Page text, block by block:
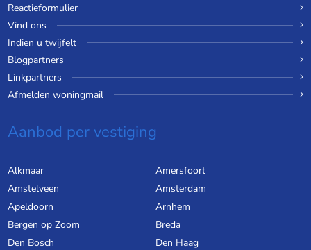
Reactieformulier
Vind ons
Indien u twijfelt
Blogpartners
Linkpartners
Afmelden woningmail
Aanbod per vestiging
Alkmaar
Amersfoort
Amstelveen
Amsterdam
Apeldoorn
Arnhem
Bergen op Zoom
Breda
Den Bosch
Den Haag